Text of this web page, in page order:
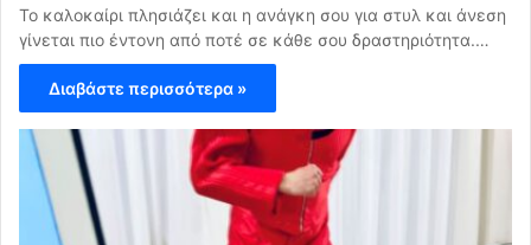
Το καλοκαίρι πλησιάζει και η ανάγκη σου για στυλ και άνεση
γίνεται πιο έντονη από ποτέ σε κάθε σου δραστηριότητα.…
Διαβάστε περισσότερα »